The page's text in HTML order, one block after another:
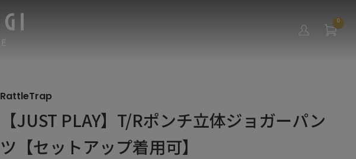
0
RattleTrap
【JUST PLAY】T/Rポンチ立体ジョガーパン
ツ【セットアップ着用可】